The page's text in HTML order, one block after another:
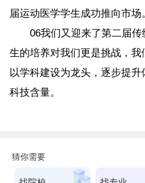
届运动医学学生成功推向市场
06我们又迎来了第二届传
生的培养对我们更是挑战，我
以学科建设为龙头，逐步提
科技含量。